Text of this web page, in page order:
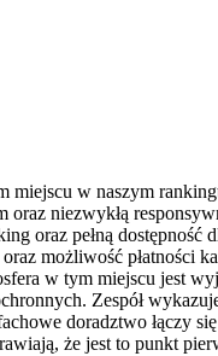
w naszym
niezwykłą
oraz pełną
możliwość płatności
w tym miejscu jest
Zespół
doradztwo łączy
że jest to punkt